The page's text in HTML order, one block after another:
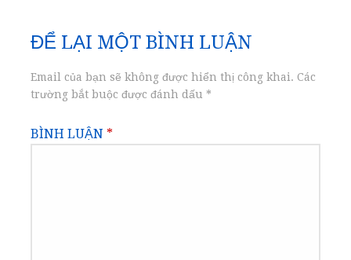
bài
viết
ĐỂ LẠI MỘT BÌNH LUẬN
Email của bạn sẽ không được hiển thị công khai. Các
trường bắt buộc được đánh dấu *
BÌNH LUẬN *